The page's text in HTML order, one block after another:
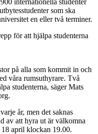
som ska
en eller två terminer.
för att hjälpa studenterna
på alla som kommit in och
våra rumsuthyrare. Två
studenterna, säger Mats
år, men det saknas
av att hyra ut är välkomna
april klockan 19.00.